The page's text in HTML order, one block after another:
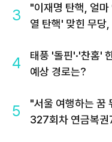
3
"이재명 탄핵, 얼
열 탄핵' 맞힌 무당
4
태풍 '돌핀'·'찬홈'
예상 경로는?
5
"서울 여행하는 꿈
327회차 연금복